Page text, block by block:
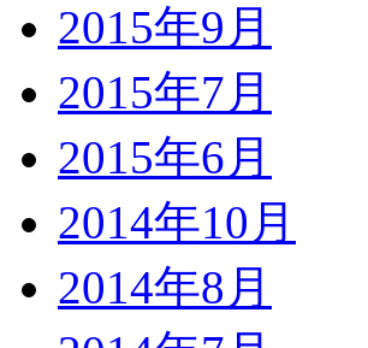
2015年9月
2015年7月
2015年6月
2014年10月
2014年8月